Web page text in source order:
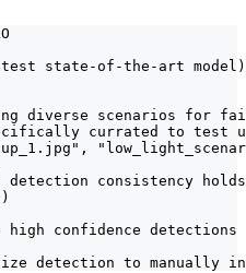
state-of-the-art model)
diverse scenarios for
currated to test
detection consistency
confidence detections
detection to manually